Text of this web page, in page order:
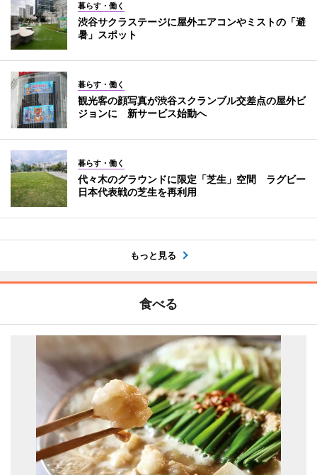
暮らす・働く
渋谷サクラステージに屋外エアコンやミストの「避
暑」スポット
暮らす・働く
観光客の顔写真が渋谷スクランブル交差点の屋外ビ
ジョンに 新サービス始動へ
暮らす・働く
代々木のグラウンドに限定「芝生」空間 ラグビー
日本代表戦の芝生を再利用
もっと見る
食べる